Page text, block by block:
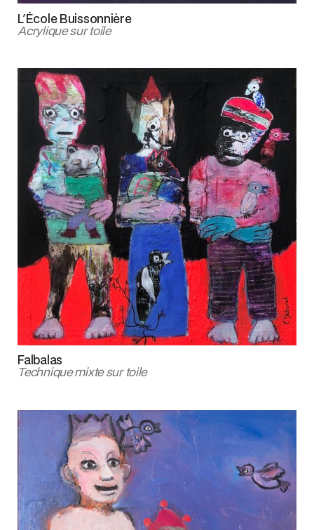
L'École Buissonnière
Acrylique sur toile
Falbalas
Technique mixte sur toile